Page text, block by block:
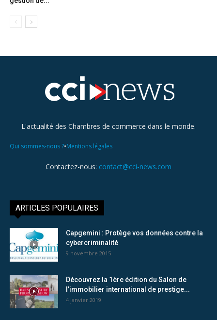
L'actualité des Chambres de commerce dans le monde.
Qui sommes-nous ?•Mentions légales
Contactez-nous: contact@cci-news.com
ARTICLES POPULAIRES
Capgemini : Protège vos données contre la
cybercriminalité
9 novembre 2015
Découvrez la 1ère édition du Salon de
l’immobilier international de prestige...
4 janvier 2019